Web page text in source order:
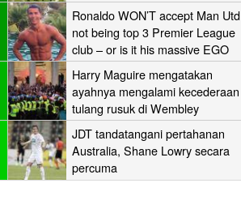
Ronaldo WON’T accept Man Utd
not being top 3 Premier League
club – or is it his massive EGO
speaking?
Harry Maguire mengatakan
ayahnya mengalami kecederaan
tulang rusuk di Wembley
‘stampede’
JDT tandatangani pertahanan
Australia, Shane Lowry secara
percuma